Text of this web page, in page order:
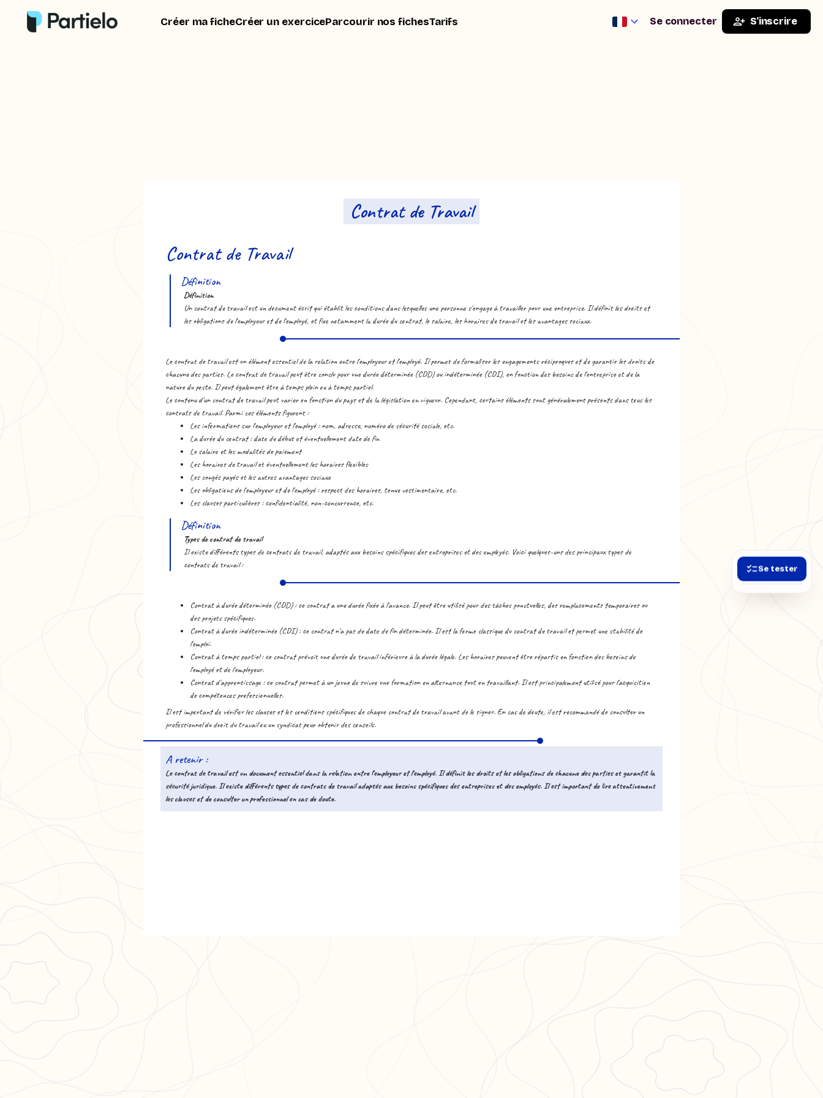
Créer ma ficheCréer un exerciceParcourir nos fichesTarifs Se connecter S'inscrire
Se tester
Contrat de Travail
Contrat de Travail
Définition
Définition
Un contrat de travail est un document écrit qui établit les conditions dans lesquelles une personne s'engage à travailler pour une entreprise. Il définit les droits et
les obligations de l'employeur et de l'employé, et fixe notamment la durée du contrat, le salaire, les horaires de travail et les avantages sociaux.
Le contrat de travail est un élément essentiel de la relation entre l'employeur et l'employé. Il permet de formaliser les engagements réciproques et de garantir les droits de
chacune des parties. Le contrat de travail peut être conclu pour une durée déterminée (CDD) ou indéterminée (CDI), en fonction des besoins de l'entreprise et de la
nature du poste. Il peut également être à temps plein ou à temps partiel.
Le contenu d'un contrat de travail peut varier en fonction du pays et de la législation en vigueur. Cependant, certains éléments sont généralement présents dans tous les
contrats de travail. Parmi ces éléments figurent :
Les informations sur l'employeur et l'employé : nom, adresse, numéro de sécurité sociale, etc.
La durée du contrat : date de début et éventuellement date de fin
Le salaire et les modalités de paiement
Les horaires de travail et éventuellement les horaires flexibles
Les congés payés et les autres avantages sociaux
Les obligations de l'employeur et de l'employé : respect des horaires, tenue vestimentaire, etc.
Les clauses particulières : confidentialité, non-concurrence, etc.
Définition
Types de contrat de travail
Il existe différents types de contrats de travail, adaptés aux besoins spécifiques des entreprises et des employés. Voici quelques-uns des principaux types de
contrats de travail :
Contrat à durée déterminée (CDD) : ce contrat a une durée fixée à l'avance. Il peut être utilisé pour des tâches ponctuelles, des remplacements temporaires ou
des projets spécifiques.
Contrat à durée indéterminée (CDI) : ce contrat n'a pas de date de fin déterminée. Il est la forme classique du contrat de travail et permet une stabilité de
l'emploi.
Contrat à temps partiel : ce contrat prévoit une durée de travail inférieure à la durée légale. Les horaires peuvent être répartis en fonction des besoins de
l'employé et de l'employeur.
Contrat d'apprentissage : ce contrat permet à un jeune de suivre une formation en alternance tout en travaillant. Il est principalement utilisé pour l'acquisition
de compétences professionnelles.
Il est important de vérifier les clauses et les conditions spécifiques de chaque contrat de travail avant de le signer. En cas de doute, il est recommandé de consulter un
professionnel du droit du travail ou un syndicat pour obtenir des conseils.
A retenir :
Le contrat de travail est un document essentiel dans la relation entre l'employeur et l'employé. Il définit les droits et les obligations de chacune des parties et garantit la
sécurité juridique. Il existe différents types de contrats de travail adaptés aux besoins spécifiques des entreprises et des employés. Il est important de lire attentivement
les clauses et de consulter un professionnel en cas de doute.